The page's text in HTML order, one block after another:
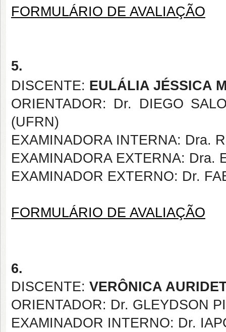
FORMULÁRIO DE AVALIAÇÃO
5.
DISCENTE: EULÁLIA JÉSSICA
ORIENTADOR: Dr. DIEGO
(UFRN)
EXAMINADORA INTERNA: Dra.
EXAMINADORA EXTERNA: Dra.
EXAMINADOR EXTERNO: Dr.
FORMULÁRIO DE AVALIAÇÃO
6.
DISCENTE: VERÔNICA
ORIENTADOR: Dr. GLEYDSON
EXAMINADOR INTERNO: Dr.